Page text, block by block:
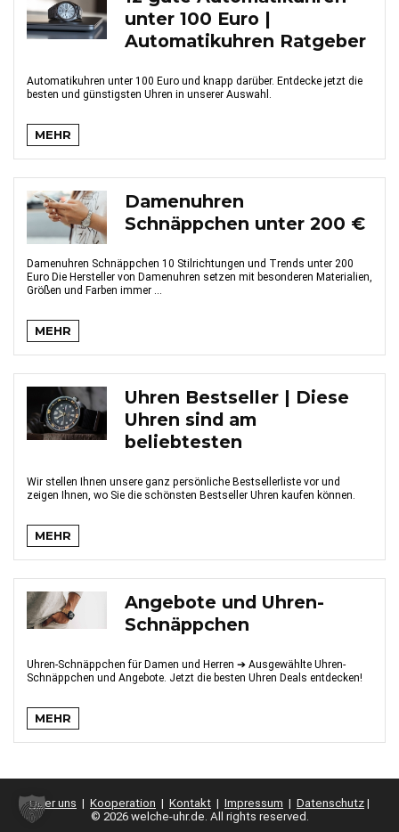
unter 100 Euro |
Automatikuhren Ratgeber
Automatikuhren unter 100 Euro und knapp darüber. Entdecke jetzt die
besten und günstigsten Uhren in unserer Auswahl.
MEHR
Damenuhren
Schnäppchen unter 200 €
Damenuhren Schnäppchen 10 Stilrichtungen und Trends unter 200
Euro Die Hersteller von Damenuhren setzen mit besonderen Materialien,
Größen und Farben immer ...
MEHR
Uhren Bestseller | Diese
Uhren sind am
beliebtesten
Wir stellen Ihnen unsere ganz persönliche Bestsellerliste vor und
zeigen Ihnen, wo Sie die schönsten Bestseller Uhren kaufen können.
MEHR
Angebote und Uhren-
Schnäppchen
Uhren-Schnäppchen für Damen und Herren ➔ Ausgewählte Uhren-
Schnäppchen und Angebote. Jetzt die besten Uhren Deals entdecken!
MEHR
Über uns | Kooperation | Kontakt | Impressum | Datenschutz |
© 2026 welche-uhr.de. All rights reserved.